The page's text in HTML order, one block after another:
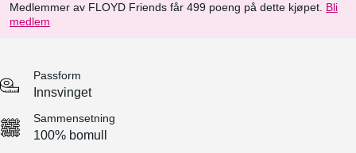
Medlemmer av FLOYD Friends får 499 poeng på dette kjøpet. Bli
medlem
Passform
Innsvinget
Sammensetning
100% bomull